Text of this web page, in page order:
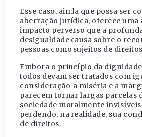
Esse caso, ainda que possa ser
aberração jurídica, oferece uma
impacto perverso que a
desigualdade causa sobre o
pessoas como sujeitos de
Embora o princípio da
todos devam ser tratados com
consideração, a miséria e a
parecem tornar largas parcelas
sociedade moralmente invisíveis
perdendo, na realidade, sua
de direitos.